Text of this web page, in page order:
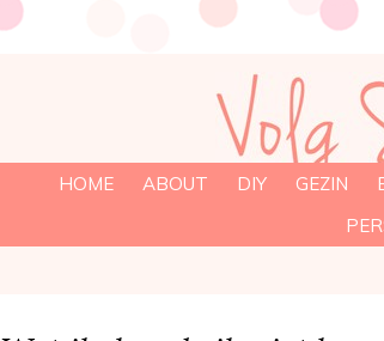
HOME ABOUT DIY GEZIN